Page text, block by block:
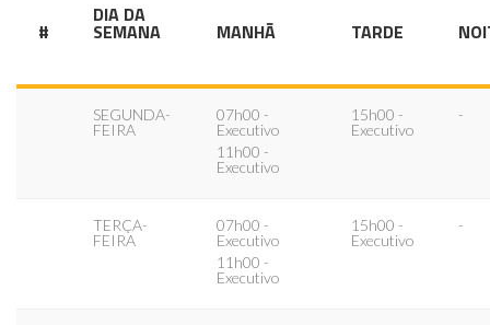
#
DIA DA
SEMANA MANHÃ TARDE
SEGUNDA-
FEIRA
07h00 -
Executivo
11h00 -
Executivo
15h00 -
Executivo
-
TERÇA-
FEIRA
07h00 -
Executivo
11h00 -
Executivo
15h00 -
Executivo
-